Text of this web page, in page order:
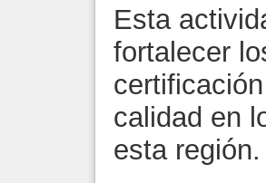
Esta
fortalecer
calidad en
esta región.